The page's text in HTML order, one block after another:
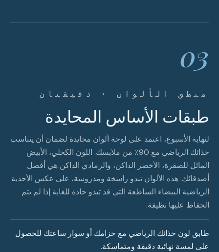
03
منطق الألوان · دقيقتان
طبقات الأساس المحايدة
لنهاية الأسبوع، اعتمد على لوحة ألوان محايدة لضمان أن يتناسب
حذائك الرياضي مع 90٪ من ملابسك. اللون الكحلي، الأبيض
المائل للصفرة، الأخضر الداكن، والرمادي الداكن هي أفضل
أصدقائك. هذه الألوان تبدو راسخة ومدروسة، على عكس الأحذية
الرياضية البيضاء الساطعة التي قد تبدو حادة للغاية إذا لم يتم
الحفاظ عليها نظيفة.
طابق لون حذائك الرياضي مع حزامك أو سوار ساعتك للحصول
على لمسة نهائية دقيقة ومتماسكة.